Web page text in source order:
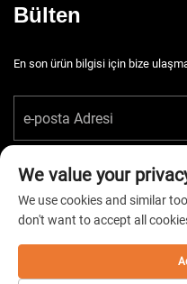
Bülten
En son ürün bilgisi için bize
Telif hakkı © 2026 China
hakları
We value your
We use cookies and similar
don't want to accept all